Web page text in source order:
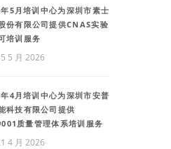
5月培训中心为深圳市素士
份有限公司提供CNAS实验
培训服务
5 月 2026
4月培训中心为深圳市安普
科技有限公司提供
质量管理体系培训服务
4 月 2026